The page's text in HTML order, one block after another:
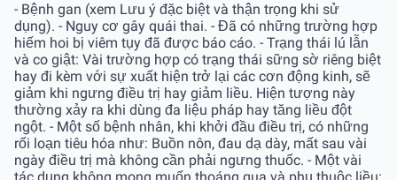
- Bệnh gan (xem Lưu ý đặc biệt và thận trọng khi sử
dụng). - Nguy cơ gây quái thai. - Đã có những trường hợp
hiếm hoi bị viêm tụy đã được báo cáo. - Trạng thái lú lẫn
và co giật: Vài trường hợp có trạng thái sững sờ riêng biệt
hay đi kèm với sự xuất hiện trở lại các cơn động kinh, sẽ
giảm khi ngưng điều trị hay giảm liều. Hiện tượng này
thường xảy ra khi dùng đa liệu pháp hay tăng liều đột
ngột. - Một số bệnh nhân, khi khởi đầu điều trị, có những
rối loạn tiêu hóa như: Buồn nôn, đau dạ dày, mất sau vài
ngày điều trị mà không cần phải ngưng thuốc. - Một vài